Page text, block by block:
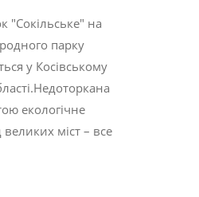
"Сокільське" на
парку
у Косівському
екологічне
міст – все